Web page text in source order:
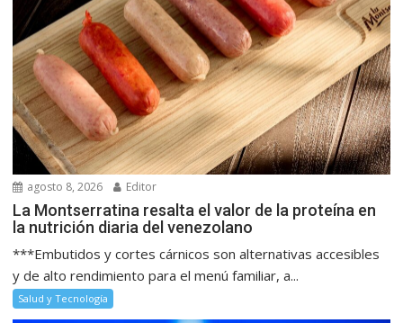
agosto 8, 2026 Editor
La Montserratina resalta el valor de la proteína en
la nutrición diaria del venezolano
***Embutidos y cortes cárnicos son alternativas accesibles
y de alto rendimiento para el menú familiar, a...
Salud y Tecnología